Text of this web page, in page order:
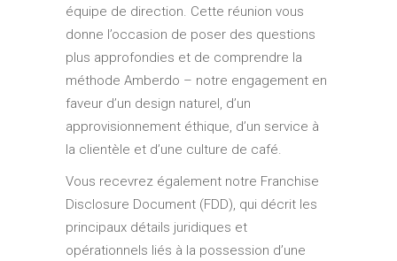
équipe de direction. Cette réunion vous
donne l’occasion de poser des questions
plus approfondies et de comprendre la
méthode Amberdo – notre engagement en
faveur d’un design naturel, d’un
approvisionnement éthique, d’un service à
la clientèle et d’une culture de café.
Vous recevrez également notre Franchise
Disclosure Document (FDD), qui décrit les
principaux détails juridiques et
opérationnels liés à la possession d’une